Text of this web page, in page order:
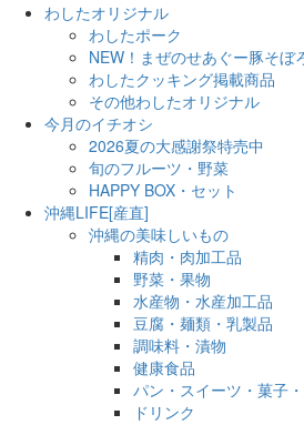
わしたオリジナル
わしたポーク
NEW！まぜのせあぐー豚そぼ
わしたクッキング掲載商品
その他わしたオリジナル
今月のイチオシ
2026夏の大感謝祭特売中
旬のフルーツ・野菜
HAPPY BOX・セット
沖縄LIFE[産直]
沖縄の美味しいもの
精肉・肉加工品
野菜・果物
水産物・水産加工品
豆腐・麺類・乳製品
調味料・漬物
健康食品
パン・スイーツ・菓子
ドリンク